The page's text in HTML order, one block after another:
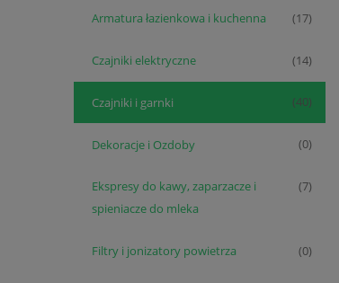
Armatura łazienkowa i kuchenna (17)
Czajniki elektryczne (14)
Czajniki i garnki (40)
Dekoracje i Ozdoby (0)
Ekspresy do kawy, zaparzacze i
spieniacze do mleka
(7)
Filtry i jonizatory powietrza (0)